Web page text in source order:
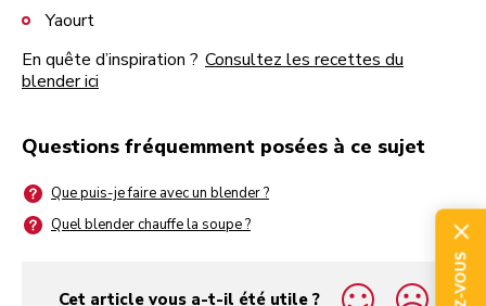
Yaourt
En quête d’inspiration ? Consultez les recettes du
blender ici
Questions fréquemment posées à ce sujet
Que puis-je faire avec un blender ?
Quel blender chauffe la soupe ?
Cet article vous a-t-il été utile ?